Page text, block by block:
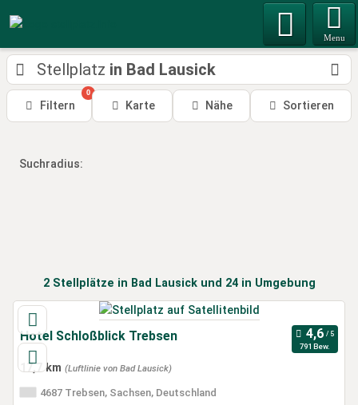
Menu
Stellplatz in Bad Lausick
Filtern
0
Karte Nähe Sortieren
Suchradius:
2Stellplätze in Bad Lausickund 24 in Umgebung
Hotel Schloßblick Trebsen
791 Bew.
17,7 km (Luftlinie von Bad Lausick)
4687 Trebsen, Sachsen, Deutschland